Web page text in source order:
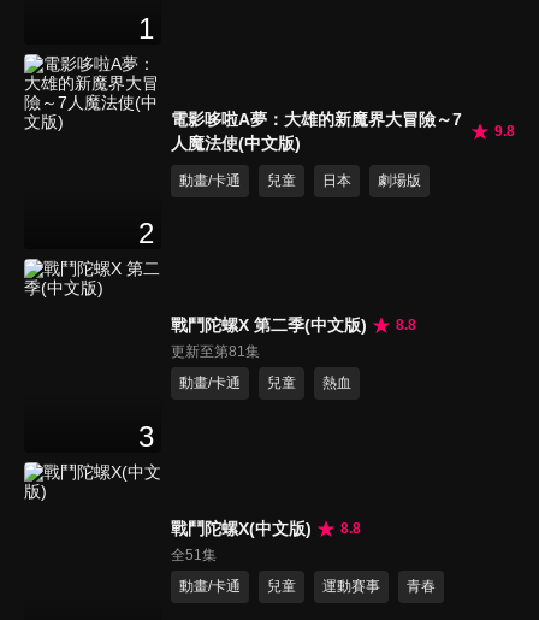
1
2
電影哆啦A夢：大雄的新魔界大冒險～7
人魔法使(中文版)
9.8
動畫/卡通 兒童 日本 劇場版
3
戰鬥陀螺X 第二季(中文版)
8.8
更新至第81集
動畫/卡通
兒童 熱血
戰鬥陀螺X(中文版)
8.8
全51集
動畫/卡通
兒童 運動賽事 青春